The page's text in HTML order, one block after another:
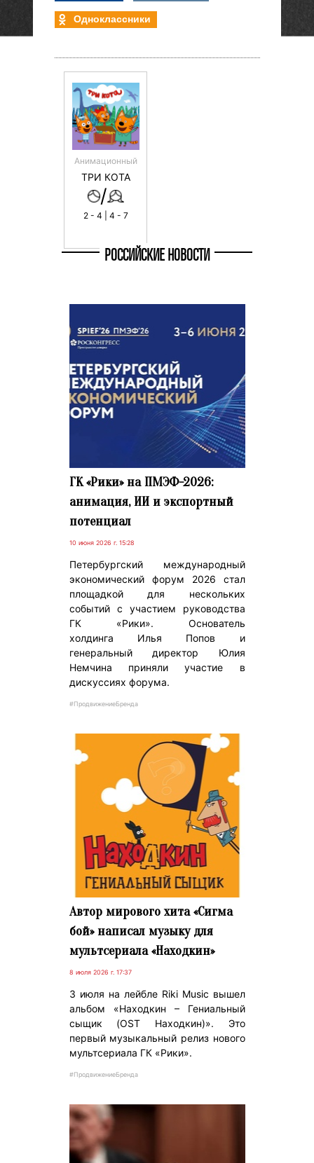
Одноклассники
Анимационный
ТРИ КОТА
/
2 - 4 | 4 - 7
РОССИЙСКИЕ НОВОСТИ
ГК «Рики» на ПМЭФ-2026:
анимация, ИИ и экспортный
потенциал
10 июня 2026 г. 15:28
Петербургский международный
экономический форум 2026 стал
площадкой для нескольких
событий с участием руководства
ГК «Рики». Основатель
холдинга Илья Попов и
генеральный директор Юлия
Немчина приняли участие в
дискуссиях форума.
#ПродвижениеБренда
Автор мирового хита «Сигма
бой» написал музыку для
мультсериала «Находкин»
8 июля 2026 г. 17:37
3 июля на лейбле Riki Music вышел
альбом «Находкин – Гениальный
сыщик (OST Находкин)». Это
первый музыкальный релиз нового
мультсериала ГК «Рики».
#ПродвижениеБренда